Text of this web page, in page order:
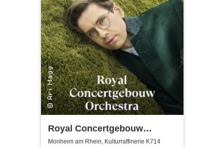
Royal Concertgebouw
Orchestra | Víkingur Ólafsson
Monheim am Rhein, Kulturraffinerie K714